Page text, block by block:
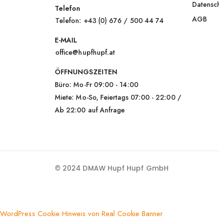
Telefon
Telefon: +43 (0) 676 / 500 44 74
E-MAIL
office@hupfhupf.at
ÖFFNUNGSZEITEN
Büro: Mo-Fr 09:00 - 14:00
Miete: Mo-So, Feiertags 07:00 - 22:00 /
Ab 22:00 auf Anfrage
AGB
© 2024 DMAW Hupf Hupf GmbH
WordPress Cookie Hinweis von Real Cookie Banner